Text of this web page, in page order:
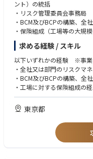
ント）の統括
・リスク管理委員会事務局
・BCM及びBCPの構築、全
・保険組成（工場等の大規模
求める経験 / スキル
以下いずれかの経験 ※事業
・全社又は部門のリスクマ
・BCM及びBCPの構築、全
・工場に対する保険組成の
東京都